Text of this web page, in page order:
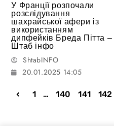
У Франції розпочали
розслідування
шахрайської афери із
використанням
дипфейків Бреда Пітта –
Штаб інфо
ShtabINFO
20.01.2025 14:05
1 … 140 141 142